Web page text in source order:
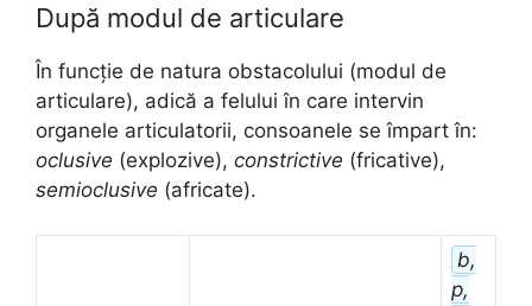
După modul de articulare
În funcție de natura obstacolului (modul de
articulare), adică a felului în care intervin
organele articulatorii, consoanele se împart în:
oclusive (explozive), constrictive (fricative),
semioclusive (africate).
b,
p,